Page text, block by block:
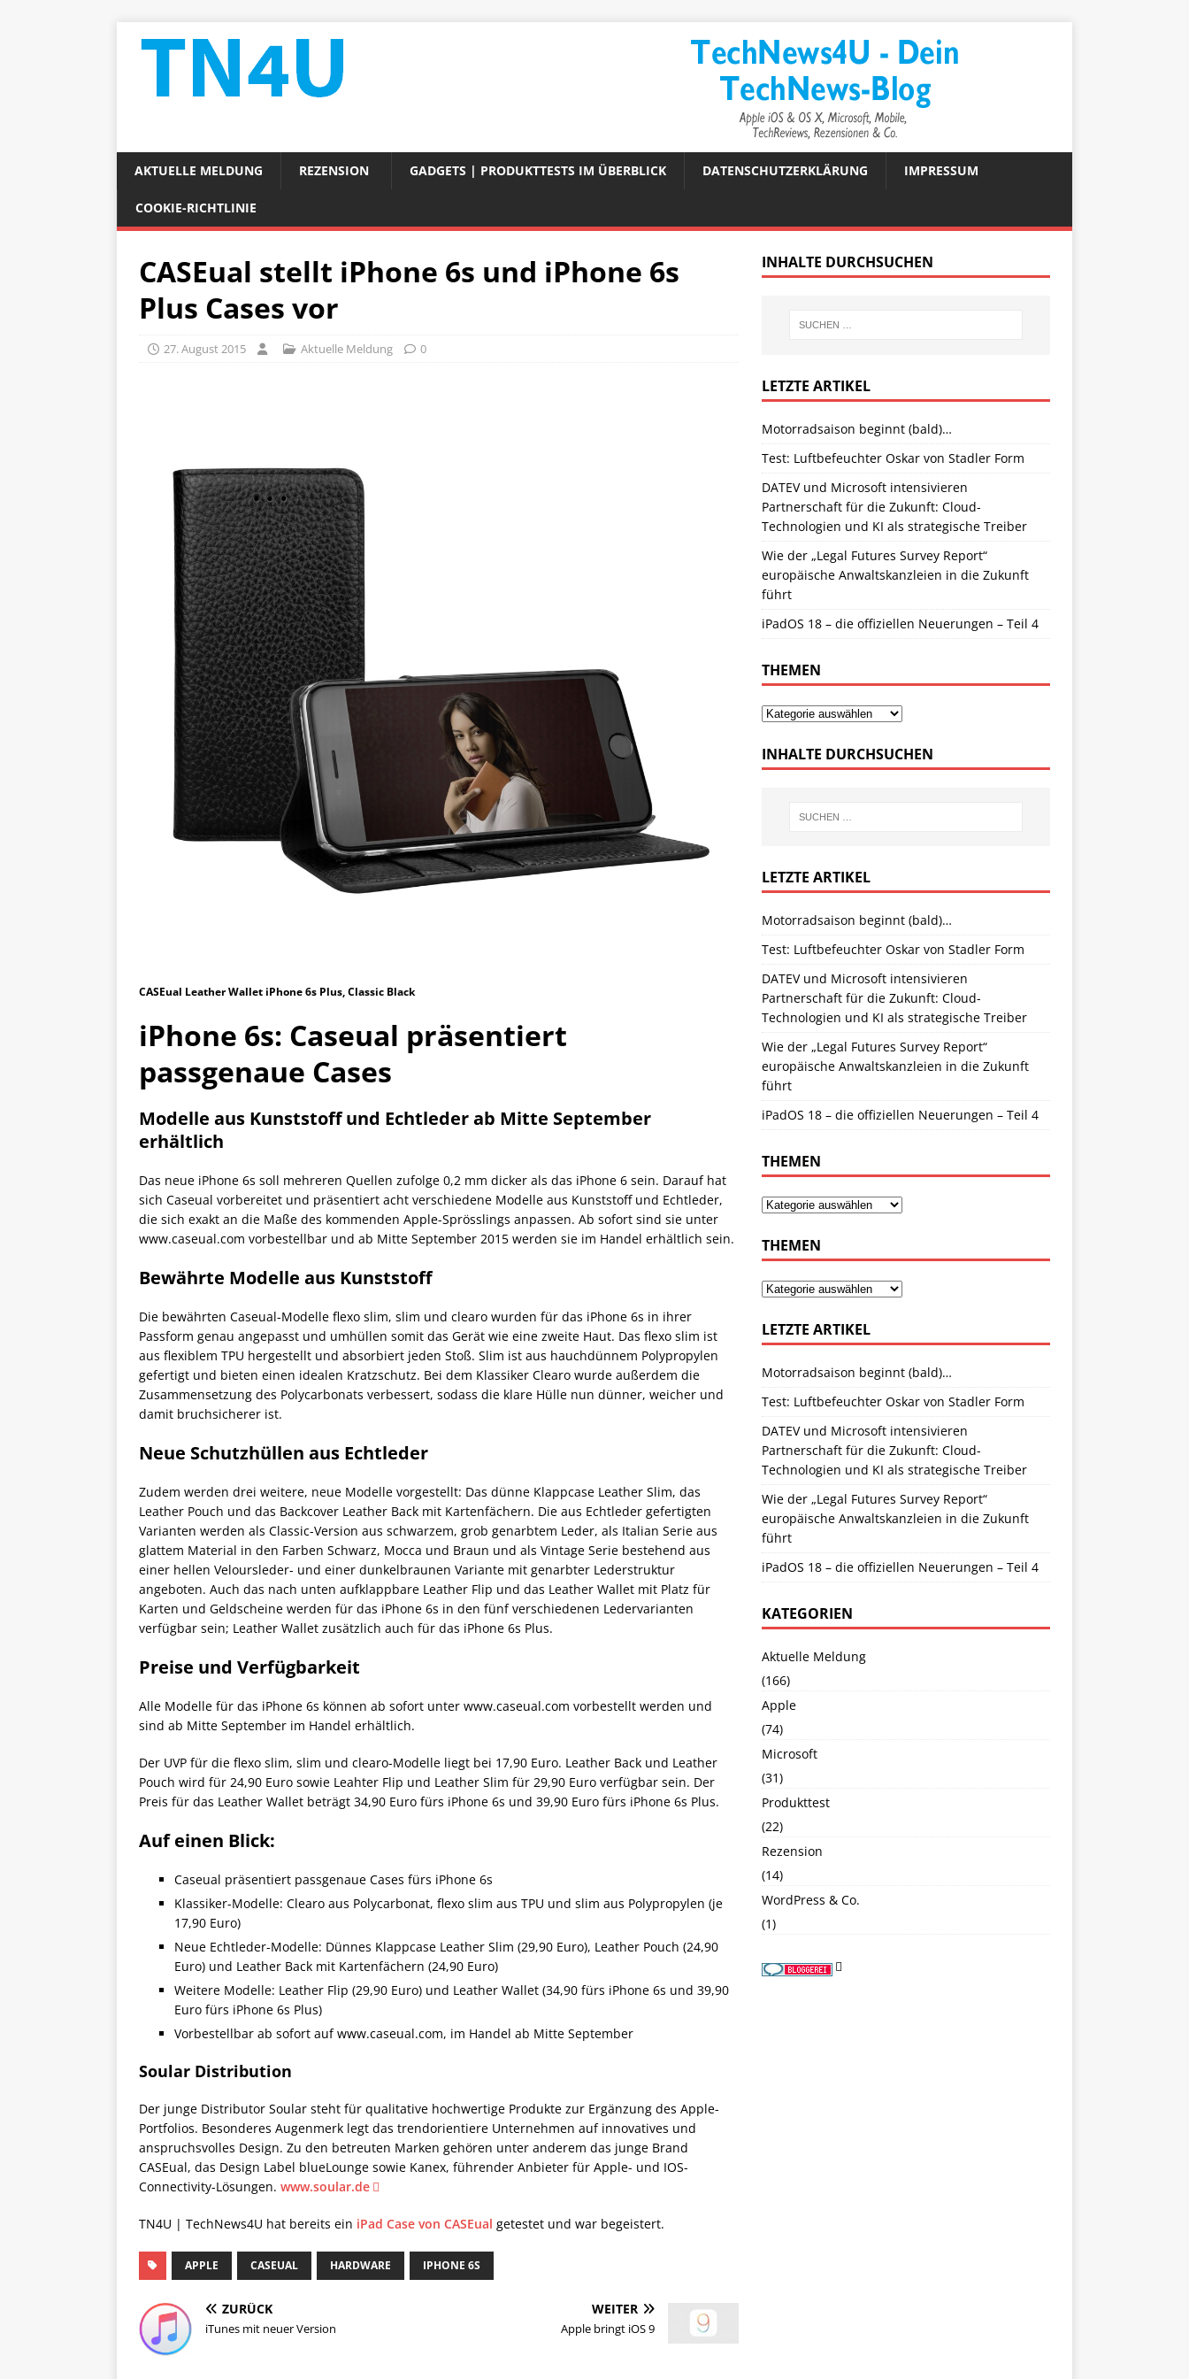
AKTUELLE MELDUNG REZENSION GADGETS | PRODUKTTESTS IM ÜBERBLICK DATENSCHUTZERKLÄRUNG IMPRESSUM
COOKIE-RICHTLINIE
CASEual stellt iPhone 6s und iPhone 6s
Plus Cases vor
27. August 2015 Aktuelle Meldung 0
CASEual Leather Wallet iPhone 6s Plus, Classic Black
iPhone 6s: Caseual präsentiert
passgenaue Cases
Modelle aus Kunststoff und Echtleder ab Mitte September
erhältlich
Das neue iPhone 6s soll mehreren Quellen zufolge 0,2 mm dicker als das iPhone 6 sein. Darauf hat
sich Caseual vorbereitet und präsentiert acht verschiedene Modelle aus Kunststoff und Echtleder,
die sich exakt an die Maße des kommenden Apple-Sprösslings anpassen. Ab sofort sind sie unter
www.caseual.com vorbestellbar und ab Mitte September 2015 werden sie im Handel erhältlich sein.
Bewährte Modelle aus Kunststoff
Die bewährten Caseual-Modelle flexo slim, slim und clearo wurden für das iPhone 6s in ihrer
Passform genau angepasst und umhüllen somit das Gerät wie eine zweite Haut. Das flexo slim ist
aus flexiblem TPU hergestellt und absorbiert jeden Stoß. Slim ist aus hauchdünnem Polypropylen
gefertigt und bieten einen idealen Kratzschutz. Bei dem Klassiker Clearo wurde außerdem die
Zusammensetzung des Polycarbonats verbessert, sodass die klare Hülle nun dünner, weicher und
damit bruchsicherer ist.
Neue Schutzhüllen aus Echtleder
Zudem werden drei weitere, neue Modelle vorgestellt: Das dünne Klappcase Leather Slim, das
Leather Pouch und das Backcover Leather Back mit Kartenfächern. Die aus Echtleder gefertigten
Varianten werden als Classic-Version aus schwarzem, grob genarbtem Leder, als Italian Serie aus
glattem Material in den Farben Schwarz, Mocca und Braun und als Vintage Serie bestehend aus
einer hellen Veloursleder- und einer dunkelbraunen Variante mit genarbter Lederstruktur
angeboten. Auch das nach unten aufklappbare Leather Flip und das Leather Wallet mit Platz für
Karten und Geldscheine werden für das iPhone 6s in den fünf verschiedenen Ledervarianten
verfügbar sein; Leather Wallet zusätzlich auch für das iPhone 6s Plus.
Preise und Verfügbarkeit
Alle Modelle für das iPhone 6s können ab sofort unter www.caseual.com vorbestellt werden und
sind ab Mitte September im Handel erhältlich.
Der UVP für die flexo slim, slim und clearo-Modelle liegt bei 17,90 Euro. Leather Back und Leather
Pouch wird für 24,90 Euro sowie Leahter Flip und Leather Slim für 29,90 Euro verfügbar sein. Der
Preis für das Leather Wallet beträgt 34,90 Euro fürs iPhone 6s und 39,90 Euro fürs iPhone 6s Plus.
Auf einen Blick:
Caseual präsentiert passgenaue Cases fürs iPhone 6s
Klassiker-Modelle: Clearo aus Polycarbonat, flexo slim aus TPU und slim aus Polypropylen (je
17,90 Euro)
Neue Echtleder-Modelle: Dünnes Klappcase Leather Slim (29,90 Euro), Leather Pouch (24,90
Euro) und Leather Back mit Kartenfächern (24,90 Euro)
Weitere Modelle: Leather Flip (29,90 Euro) und Leather Wallet (34,90 fürs iPhone 6s und 39,90
Euro fürs iPhone 6s Plus)
Vorbestellbar ab sofort auf www.caseual.com, im Handel ab Mitte September
Soular Distribution
Der junge Distributor Soular steht für qualitative hochwertige Produkte zur Ergänzung des Apple-
Portfolios. Besonderes Augenmerk legt das trendorientiere Unternehmen auf innovatives und
anspruchsvolles Design. Zu den betreuten Marken gehören unter anderem das junge Brand
CASEual, das Design Label blueLounge sowie Kanex, führender Anbieter für Apple- und IOS-
Connectivity-Lösungen. www.soular.de
TN4U | TechNews4U hat bereits ein iPad Case von CASEual getestet und war begeistert.
APPLE CASEUAL HARDWARE IPHONE 6S
ZURÜCK
iTunes mit neuer Version
WEITER
Apple bringt iOS 9
INHALTE DURCHSUCHEN
LETZTE ARTIKEL
Motorradsaison beginnt (bald)…
Test: Luftbefeuchter Oskar von Stadler Form
DATEV und Microsoft intensivieren
Partnerschaft für die Zukunft: Cloud-
Technologien und KI als strategische Treiber
Wie der „Legal Futures Survey Report“
europäische Anwaltskanzleien in die Zukunft
führt
iPadOS 18 – die offiziellen Neuerungen – Teil 4
THEMEN
INHALTE DURCHSUCHEN
LETZTE ARTIKEL
Motorradsaison beginnt (bald)…
Test: Luftbefeuchter Oskar von Stadler Form
DATEV und Microsoft intensivieren
Partnerschaft für die Zukunft: Cloud-
Technologien und KI als strategische Treiber
Wie der „Legal Futures Survey Report“
europäische Anwaltskanzleien in die Zukunft
führt
iPadOS 18 – die offiziellen Neuerungen – Teil 4
THEMEN
THEMEN
LETZTE ARTIKEL
Motorradsaison beginnt (bald)…
Test: Luftbefeuchter Oskar von Stadler Form
DATEV und Microsoft intensivieren
Partnerschaft für die Zukunft: Cloud-
Technologien und KI als strategische Treiber
Wie der „Legal Futures Survey Report“
europäische Anwaltskanzleien in die Zukunft
führt
iPadOS 18 – die offiziellen Neuerungen – Teil 4
KATEGORIEN
Aktuelle Meldung
(166)
Apple
(74)
Microsoft
(31)
Produkttest
(22)
Rezension
(14)
WordPress & Co.
(1)